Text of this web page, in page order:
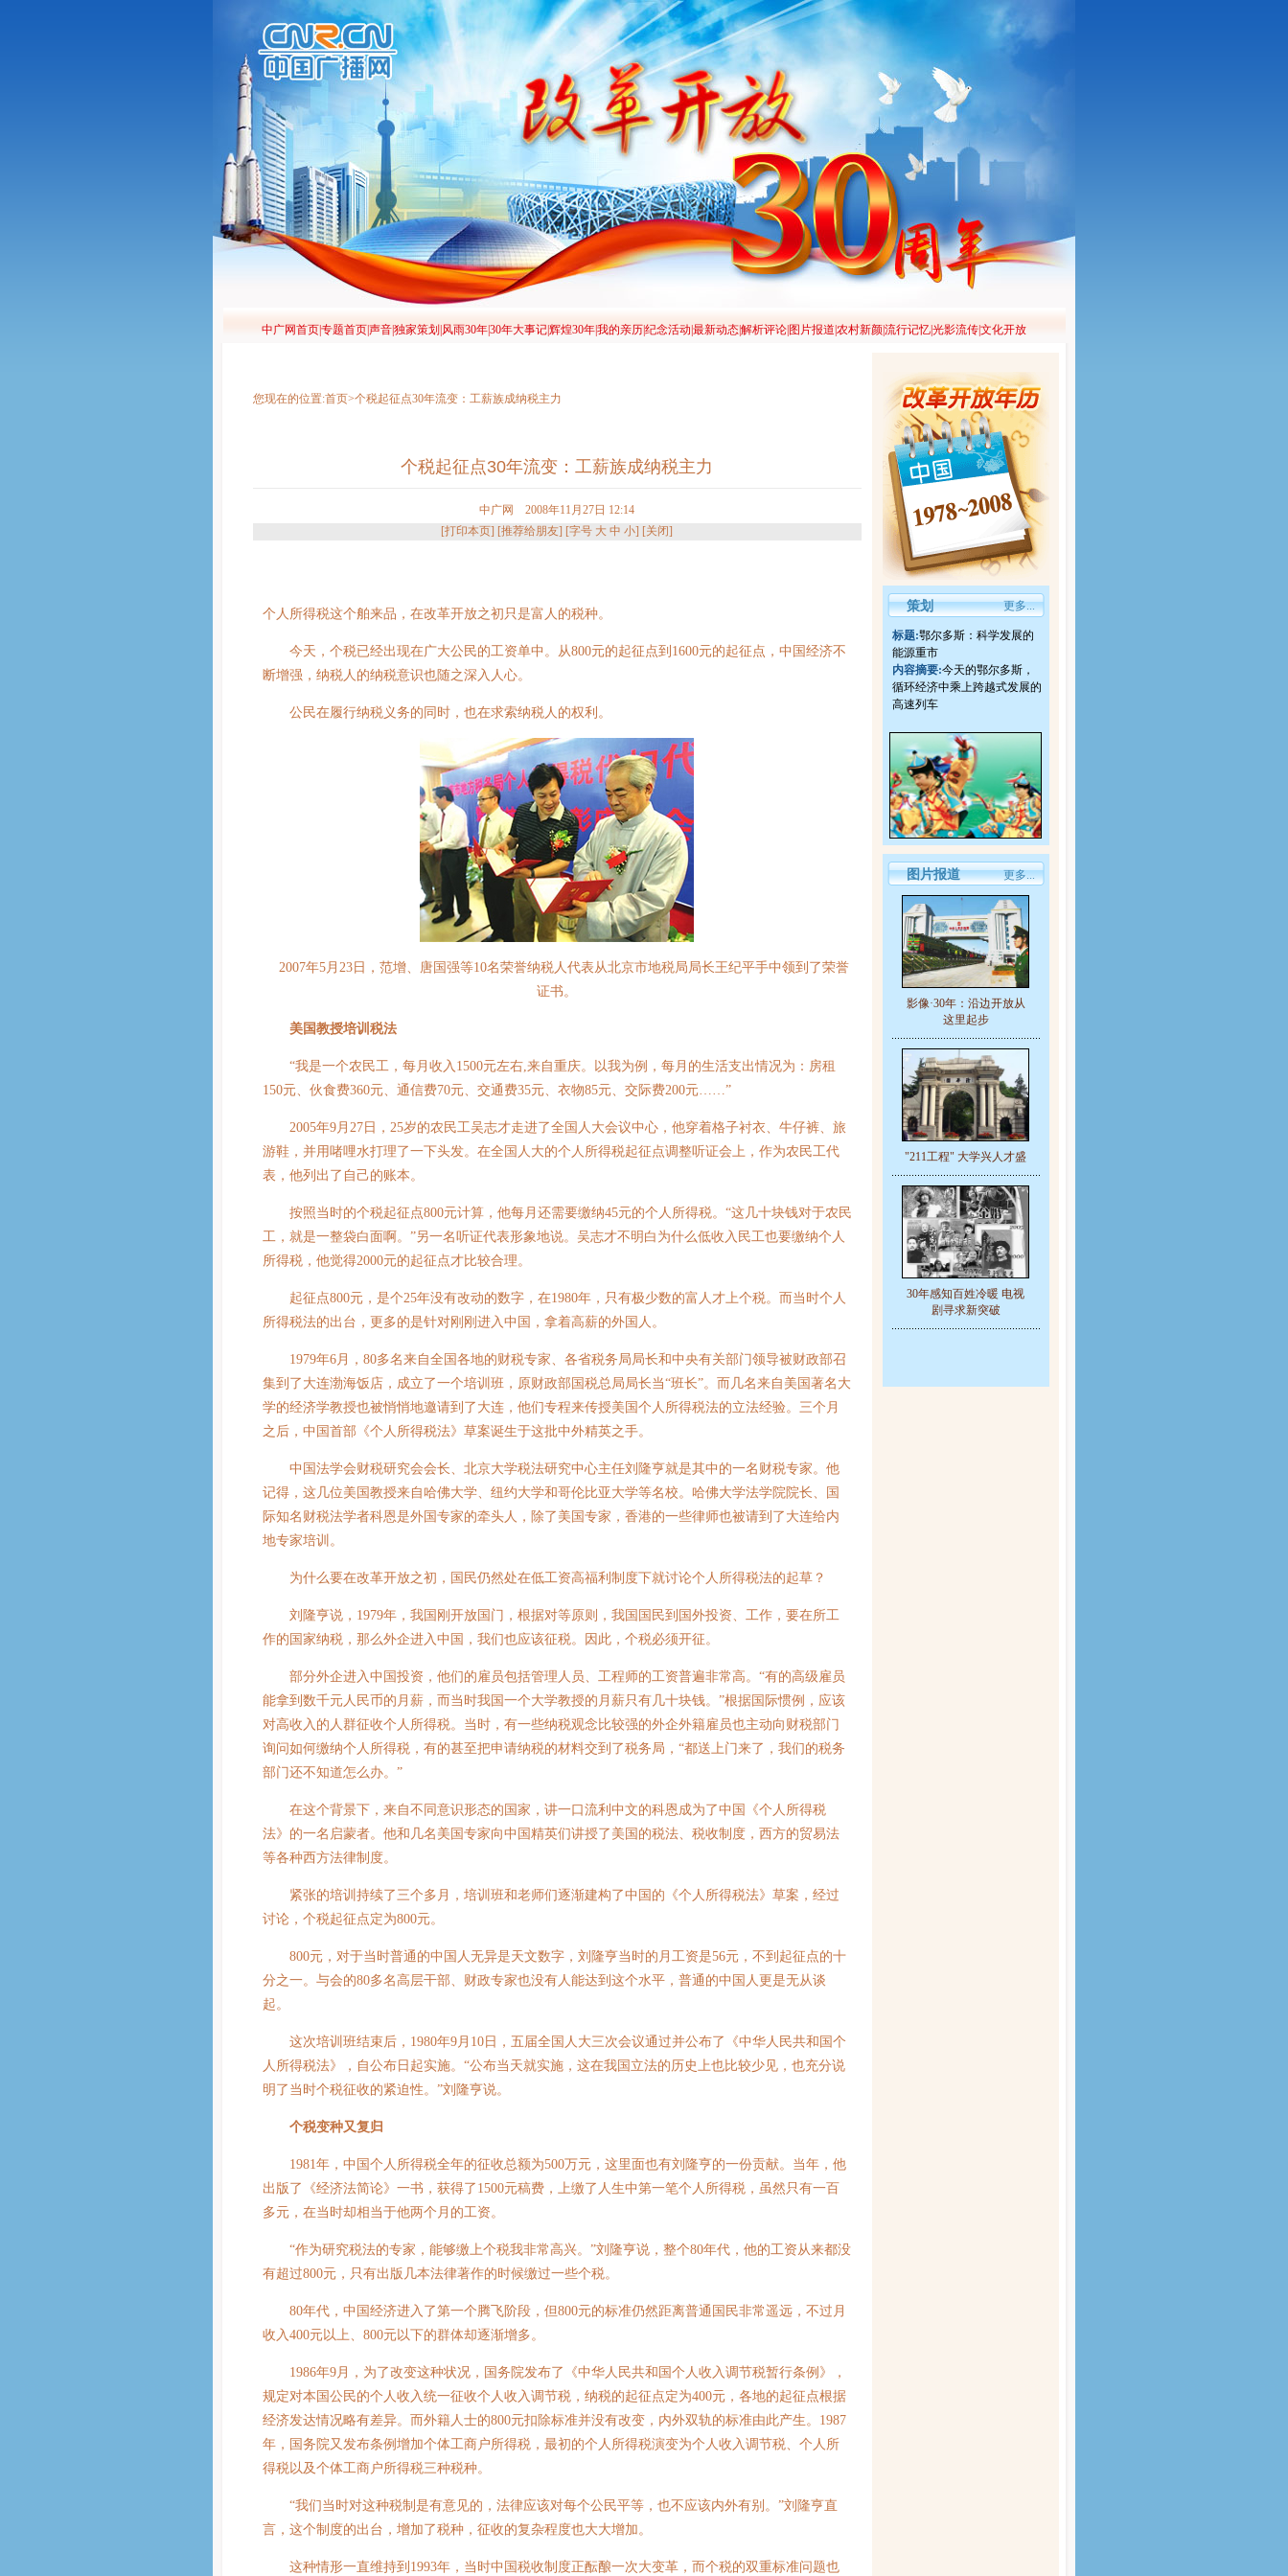
您现在的位置:首页>个税起征点30年流变：工薪族成纳税主力
个税起征点30年流变：工薪族成纳税主力
中广网 2008年11月27日 12:14
[打印本页] [推荐给朋友] [字号 大 中 小] [关闭]
个人所得税这个舶来品，在改革开放之初只是富人的税种。
今天，个税已经出现在广大公民的工资单中。从800元的起征点到1600元的起征点，中国经济不
断增强，纳税人的纳税意识也随之深入人心。
公民在履行纳税义务的同时，也在求索纳税人的权利。
2007年5月23日，范增、唐国强等10名荣誉纳税人代表从北京市地税局局长王纪平手中领到了荣誉
证书。
美国教授培训税法
“我是一个农民工，每月收入1500元左右,来自重庆。以我为例，每月的生活支出情况为：房租
150元、伙食费360元、通信费70元、交通费35元、衣物85元、交际费200元……”
2005年9月27日，25岁的农民工吴志才走进了全国人大会议中心，他穿着格子衬衣、牛仔裤、旅
游鞋，并用啫哩水打理了一下头发。在全国人大的个人所得税起征点调整听证会上，作为农民工代
表，他列出了自己的账本。
按照当时的个税起征点800元计算，他每月还需要缴纳45元的个人所得税。“这几十块钱对于农民
工，就是一整袋白面啊。”另一名听证代表形象地说。吴志才不明白为什么低收入民工也要缴纳个人
所得税，他觉得2000元的起征点才比较合理。
起征点800元，是个25年没有改动的数字，在1980年，只有极少数的富人才上个税。而当时个人
所得税法的出台，更多的是针对刚刚进入中国，拿着高薪的外国人。
1979年6月，80多名来自全国各地的财税专家、各省税务局局长和中央有关部门领导被财政部召
集到了大连渤海饭店，成立了一个培训班，原财政部国税总局局长当“班长”。而几名来自美国著名大
学的经济学教授也被悄悄地邀请到了大连，他们专程来传授美国个人所得税法的立法经验。三个月
之后，中国首部《个人所得税法》草案诞生于这批中外精英之手。
中国法学会财税研究会会长、北京大学税法研究中心主任刘隆亨就是其中的一名财税专家。他
记得，这几位美国教授来自哈佛大学、纽约大学和哥伦比亚大学等名校。哈佛大学法学院院长、国
际知名财税法学者科恩是外国专家的牵头人，除了美国专家，香港的一些律师也被请到了大连给内
地专家培训。
为什么要在改革开放之初，国民仍然处在低工资高福利制度下就讨论个人所得税法的起草？
刘隆亨说，1979年，我国刚开放国门，根据对等原则，我国国民到国外投资、工作，要在所工
作的国家纳税，那么外企进入中国，我们也应该征税。因此，个税必须开征。
部分外企进入中国投资，他们的雇员包括管理人员、工程师的工资普遍非常高。“有的高级雇员
能拿到数千元人民币的月薪，而当时我国一个大学教授的月薪只有几十块钱。”根据国际惯例，应该
对高收入的人群征收个人所得税。当时，有一些纳税观念比较强的外企外籍雇员也主动向财税部门
询问如何缴纳个人所得税，有的甚至把申请纳税的材料交到了税务局，“都送上门来了，我们的税务
部门还不知道怎么办。”
在这个背景下，来自不同意识形态的国家，讲一口流利中文的科恩成为了中国《个人所得税
法》的一名启蒙者。他和几名美国专家向中国精英们讲授了美国的税法、税收制度，西方的贸易法
等各种西方法律制度。
紧张的培训持续了三个多月，培训班和老师们逐渐建构了中国的《个人所得税法》草案，经过
讨论，个税起征点定为800元。
800元，对于当时普通的中国人无异是天文数字，刘隆亨当时的月工资是56元，不到起征点的十
分之一。与会的80多名高层干部、财政专家也没有人能达到这个水平，普通的中国人更是无从谈
起。
这次培训班结束后，1980年9月10日，五届全国人大三次会议通过并公布了《中华人民共和国个
人所得税法》，自公布日起实施。“公布当天就实施，这在我国立法的历史上也比较少见，也充分说
明了当时个税征收的紧迫性。”刘隆亨说。
个税变种又复归
1981年，中国个人所得税全年的征收总额为500万元，这里面也有刘隆亨的一份贡献。当年，他
出版了《经济法简论》一书，获得了1500元稿费，上缴了人生中第一笔个人所得税，虽然只有一百
多元，在当时却相当于他两个月的工资。
“作为研究税法的专家，能够缴上个税我非常高兴。”刘隆亨说，整个80年代，他的工资从来都没
有超过800元，只有出版几本法律著作的时候缴过一些个税。
80年代，中国经济进入了第一个腾飞阶段，但800元的标准仍然距离普通国民非常遥远，不过月
收入400元以上、800元以下的群体却逐渐增多。
1986年9月，为了改变这种状况，国务院发布了《中华人民共和国个人收入调节税暂行条例》，
规定对本国公民的个人收入统一征收个人收入调节税，纳税的起征点定为400元，各地的起征点根据
经济发达情况略有差异。而外籍人士的800元扣除标准并没有改变，内外双轨的标准由此产生。1987
年，国务院又发布条例增加个体工商户所得税，最初的个人所得税演变为个人收入调节税、个人所
得税以及个体工商户所得税三种税种。
“我们当时对这种税制是有意见的，法律应该对每个公民平等，也不应该内外有别。”刘隆亨直
言，这个制度的出台，增加了税种，征收的复杂程度也大大增加。
这种情形一直维持到1993年，当时中国税收制度正酝酿一次大变革，而个税的双重标准问题也
策划 更多...
标题:鄂尔多斯：科学发展的
能源重市
内容摘要:今天的鄂尔多斯，
循环经济中乘上跨越式发展的
高速列车
图片报道 更多...
影像·30年：沿边开放从
这里起步
"211工程" 大学兴人才盛
30年感知百姓冷暖 电视
剧寻求新突破